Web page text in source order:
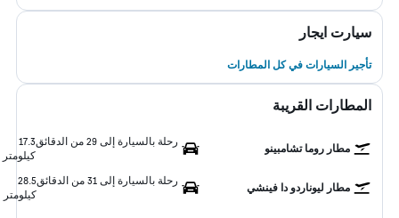
سيارت ايجار
تأجير السيارات في كل المطارات
المطارات القريبة
مطار روما تشامبينو
رحلة بالسيارة إلى 29 من الدقائق
17.3
كيلومتر
مطار ليوناردو دا فينشي
رحلة بالسيارة إلى 31 من الدقائق
28.5
كيلومتر